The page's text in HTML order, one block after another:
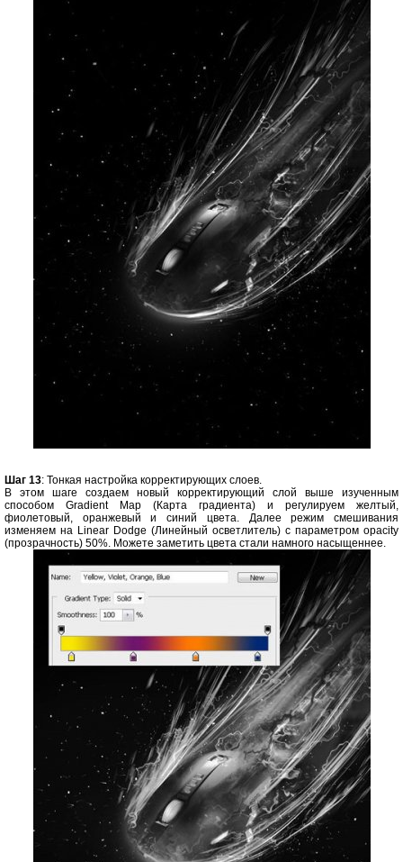
Шаг 13: Тонкая настройка корректирующих слоев.
В этом шаге создаем новый корректирующий слой выше изученным
способом Gradient Map (Карта градиента) и регулируем желтый,
фиолетовый, оранжевый и синий цвета. Далее режим смешивания
изменяем на Linear Dodge (Линейный осветлитель) с параметром opacity
(прозрачность) 50%. Можете заметить цвета стали намного насыщеннее.